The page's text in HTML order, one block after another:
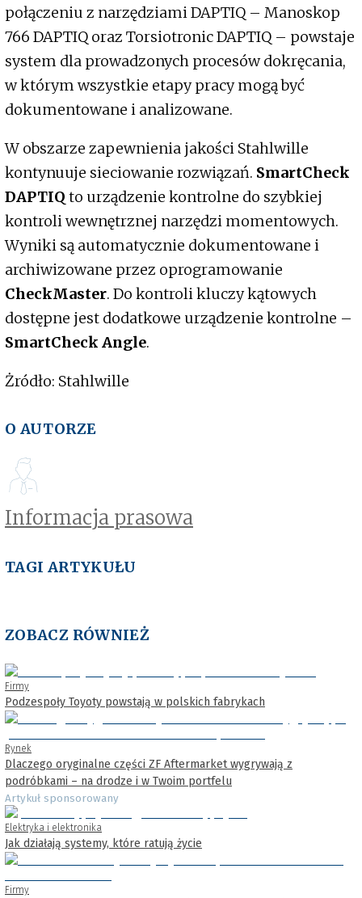
połączeniu z narzędziami DAPTIQ – Manoskop
766 DAPTIQ oraz Torsiotronic DAPTIQ – powstaje
system dla prowadzonych procesów dokręcania,
w którym wszystkie etapy pracy mogą być
dokumentowane i analizowane.
W obszarze zapewnienia jakości Stahlwille
kontynuuje sieciowanie rozwiązań. SmartCheck
DAPTIQ to urządzenie kontrolne do szybkiej
kontroli wewnętrznej narzędzi momentowych.
Wyniki są automatycznie dokumentowane i
archiwizowane przez oprogramowanie
CheckMaster. Do kontroli kluczy kątowych
dostępne jest dodatkowe urządzenie kontrolne –
SmartCheck Angle.
Żródło: Stahlwille
O AUTORZE
Informacja prasowa
TAGI ARTYKUŁU
ZOBACZ RÓWNIEŻ
Firmy
Podzespoły Toyoty powstają w polskich fabrykach
Rynek
Dlaczego oryginalne części ZF Aftermarket wygrywają z
podróbkami – na drodze i w Twoim portfelu
Artykuł sponsorowany
Elektryka i elektronika
Jak działają systemy, które ratują życie
Firmy